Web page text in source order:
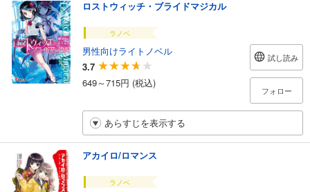
ロストウィッチ・ブライドマジカル
ラノベ
男性向けライトノベル
3.7
649～715円 (税込)
試し読み
フォロー
あらすじを表示する
アカイロ/ロマンス
ラノベ